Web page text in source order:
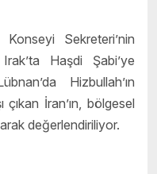
Sekreteri’nin
Haşdi Şabi’ye
Hizbullah’ın
çıkan İran’ın, bölgesel
değerlendiriliyor.